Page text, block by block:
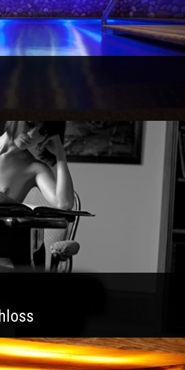
| Moderne Zimmer |
Köche
mit Licht & Schatten